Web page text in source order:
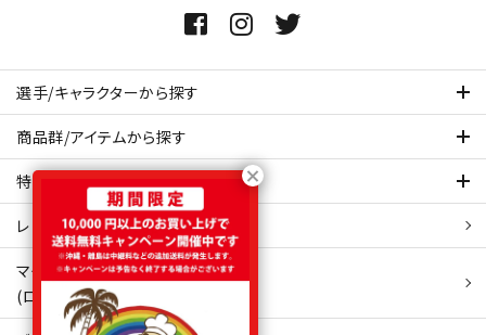
選手/キャラクターから探す
商品群/アイテムから探す
特集ページを見てみる
レビュー・口コミ 一覧ページ
マイアカウント
(ログイン/新規会員登録)